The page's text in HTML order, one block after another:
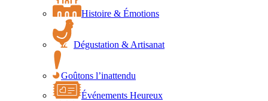
Histoire & Émotions
Dégustation & Artisanat
Goûtons l’inattendu
Événements Heureux